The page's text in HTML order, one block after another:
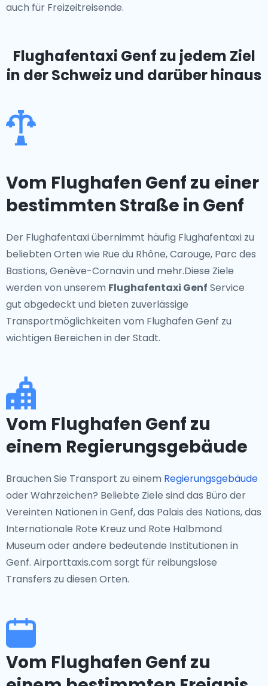
auch für Freizeitreisende.
Flughafentaxi Genf zu jedem Ziel
in der Schweiz und darüber hinaus
Vom Flughafen Genf zu einer
bestimmten Straße in Genf
Der Flughafentaxi übernimmt häufig Flughafentaxi zu
beliebten Orten wie Rue du Rhône, Carouge, Parc des
Bastions, Genève-Cornavin und mehr.Diese Ziele
werden von unserem Flughafentaxi Genf Service
gut abgedeckt und bieten zuverlässige
Transportmöglichkeiten vom Flughafen Genf zu
wichtigen Bereichen in der Stadt.
Vom Flughafen Genf zu
einem Regierungsgebäude
Brauchen Sie Transport zu einem Regierungsgebäude
oder Wahrzeichen? Beliebte Ziele sind das Büro der
Vereinten Nationen in Genf, das Palais des Nations, das
Internationale Rote Kreuz und Rote Halbmond
Museum oder andere bedeutende Institutionen in
Genf. Airporttaxis.com sorgt für reibungslose
Transfers zu diesen Orten.
Vom Flughafen Genf zu